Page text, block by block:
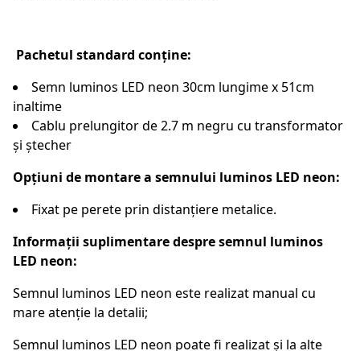
Pachetul standard conține:
Semn luminos LED neon 30cm lungime x 51cm
inaltime
Cablu prelungitor de 2.7 m negru cu transformator
și ștecher
Opțiuni de montare a semnului luminos LED neon:
Fixat pe perete prin distanțiere metalice.
Informații suplimentare despre semnul luminos
LED neon:
Semnul luminos LED neon este realizat manual cu
mare atenție la detalii;
Semnul luminos LED neon poate fi realizat și la alte